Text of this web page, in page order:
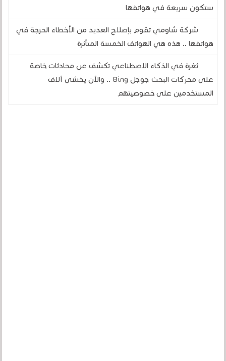
ستكون سريعة في هواتفها
شركة شاومي تقوم بإصلاح العديد من الأخطاء الحرجة في
هواتفها .. هذه هي الهواتف الخمسة المتأثرة
ثغرة في الذكاء الاصطناعي تكشف عن محادثات خاصة
على محركات البحث جوجل Bing .. والآن يخشى آلاف
المستخدمين على خصوصيتهم